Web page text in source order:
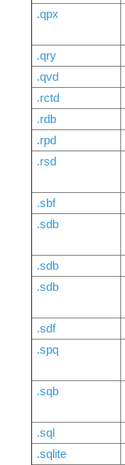
.qpx
.qry
.qvd
.rctd
.rdb
.rpd
.rsd
.sbf
.sdb
.sdb
.sdb
.sdf
.spq
.sqb
.sql
.sqlite